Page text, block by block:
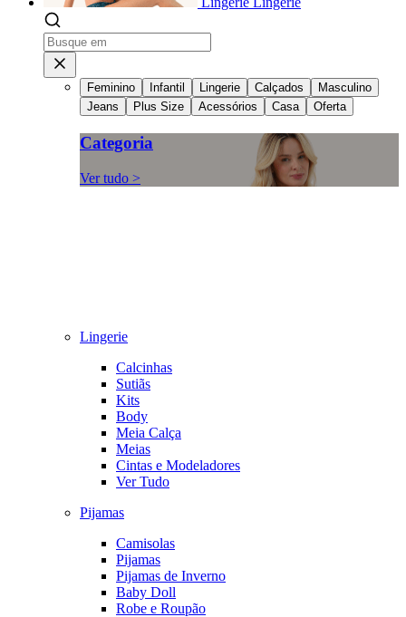
Feminino Infantil Lingerie Calçados
Masculino
Jeans
Plus Size Acessórios Casa Oferta
Categoria
Ver tudo >
Lingerie
Calcinhas
Sutiãs
Kits
Body
Meia Calça
Meias
Cintas e Modeladores
Ver Tudo
Pijamas
Camisolas
Pijamas
Pijamas de Inverno
Baby Doll
Robe e Roupão